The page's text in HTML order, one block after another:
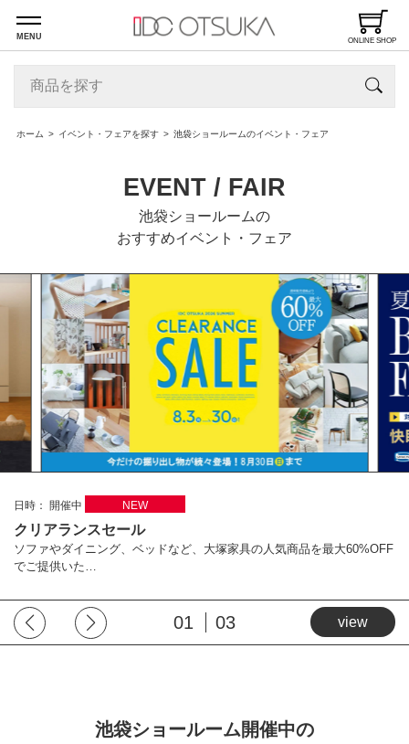
MENU ONLINE SHOP
ホーム イベント・フェアを探す 池袋ショールームのイベント・フェア
EVENT / FAIR
池袋ショールームの
おすすめイベント・フェア
日時： 開催中 NEW
クリアランスセール
ソファやダイニング、ベッドなど、大塚家具の人気商品を最大60%OFF
でご提供いた…
view
01 03
池袋ショールーム開催中の